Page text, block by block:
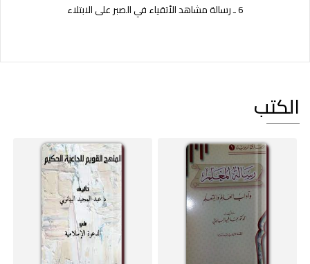
6 ـ رسالة مشاهد الأتقياء في الصبر على الابتلاء
الكتب